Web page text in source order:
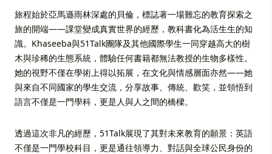
旅程始於亞馬遜雨林深處的貝倫，標誌著一場難忘的教育探索之
旅的開端——課堂變成真實世界的經歷，教科書化為活生生的知
識。Khaseeba與51Talk團隊及其他國際學生一同穿越高大的樹
木與珍稀的生態系統，體驗任何書籍都無法教授的生物多樣性。
她的視野不僅在學術上得以拓展，在文化與情感層面亦然——她
與來自不同國家的學生交流，分享故事、傳統、歡笑，並領悟到
語言不僅是一門學科，更是人與人之間的橋樑。
透過這次非凡的經歷，51Talk展現了其對未來教育的願景：英語
不僅是一門學校科目，更是通往領導力、對話與全球公民身份的